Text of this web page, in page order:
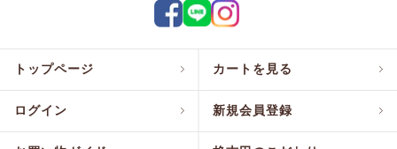
トップページ カートを見る
ログイン 新規会員登録